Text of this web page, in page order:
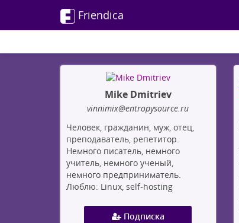
Friendica
Mike Dmitriev
vinnimix@entropysource.ru
Человек, гражданин, муж, отец,
преподаватель, репетитор.
Немного писатель, немного
учитель, немного ученый,
немного предприниматель.
Люблю: Linux, self-hosting
Подписка